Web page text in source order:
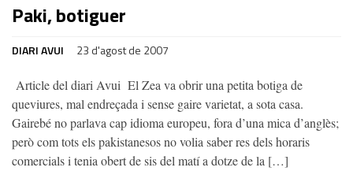
Paki, botiguer
DIARI AVUI 23 d'agost de 2007
Article del diari Avui El Zea va obrir una petita botiga de
queviures, mal endreçada i sense gaire varietat, a sota casa.
Gairebé no parlava cap idioma europeu, fora d’una mica d’anglès;
però com tots els pakistanesos no volia saber res dels horaris
comercials i tenia obert de sis del matí a dotze de la […]